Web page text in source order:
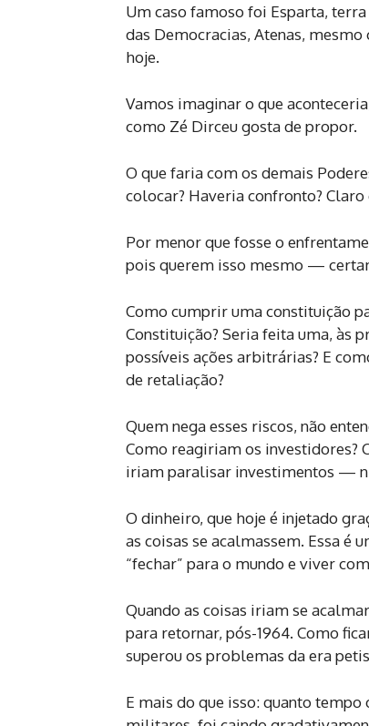
Um caso famoso foi Esparta,
das Democracias, Atenas,
hoje.
Vamos imaginar o que
como Zé Dirceu gosta de propor.
O que faria com os demais
colocar? Haveria confronto?
Por menor que fosse o
pois querem isso mesmo —
Como cumprir uma constituição
Constituição? Seria feita uma, às
possíveis ações arbitrárias? E
de retaliação?
Quem nega esses riscos, não
Como reagiriam os investidores?
iriam paralisar investimentos —
O dinheiro, que hoje é injetado
as coisas se acalmassem. Essa é
“fechar” para o mundo e viver
Quando as coisas iriam se
para retornar, pós-1964. Como
superou os problemas da era
E mais do que isso: quanto